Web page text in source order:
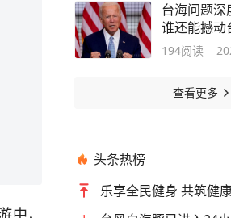
，
台海问题深
谁还能撼动
194阅读
查看更多
头条热榜
乐享全民健身 共筑健